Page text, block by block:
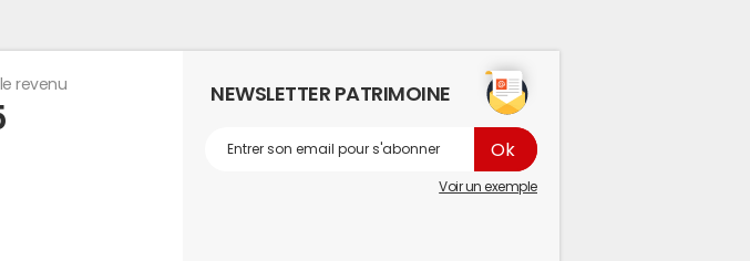
revenu NEWSLETTER PATRIMOINE
Voir un exemple